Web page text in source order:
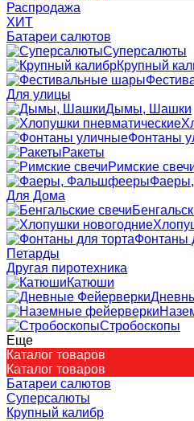
Распродажа
ХИТ
Батареи салютов
Суперсалюты
Крупный
Для улицы
Дымы, Шашки
Фонтаны
Ракеты
Римские
Для Дома
Фонтаны
Петарды
Другая пиротехника
Катюши
Стробоскопы
Еще
Каталог товаров
Каталог товаров
Батареи салютов
Суперсалюты
Крупный калибр